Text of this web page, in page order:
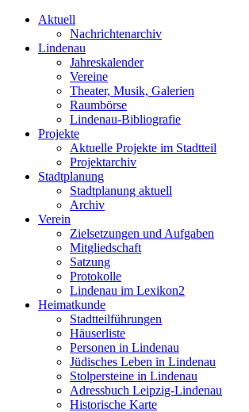
Aktuell
Nachrichtenarchiv
Lindenau
Jahreskalender
Vereine
Theater, Musik, Galerien
Raumbörse
Lindenau-Bibliografie
Projekte
Aktuelle Projekte im Stadtteil
Projektarchiv
Stadtplanung
Stadtplanung aktuell
Archiv
Verein
Zielsetzungen und Aufgaben
Mitgliedschaft
Satzung
Protokolle
Lindenau im Lexikon2
Heimatkunde
Stadtteilführungen
Häuserliste
Personen in Lindenau
Jüdisches Leben in Lindenau
Stolpersteine in Lindenau
Adressbuch Leipzig-Lindenau
Historische Karte